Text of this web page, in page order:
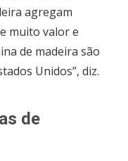
agregam
muito valor e
de madeira são
Unidos”, diz.
de